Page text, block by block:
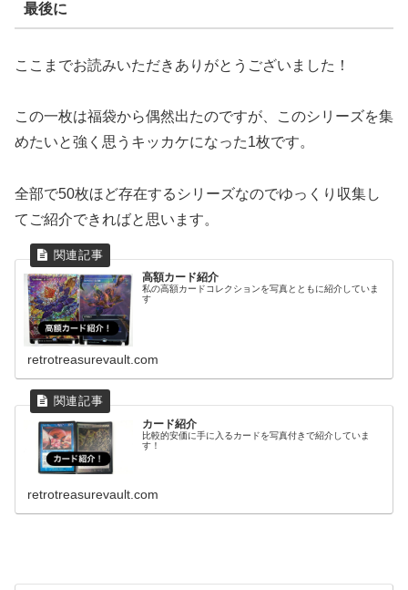
最後に
ここまでお読みいただきありがとうございました！
この一枚は福袋から偶然出たのですが、このシリーズを集
めたいと強く思うキッカケになった1枚です。
全部で50枚ほど存在するシリーズなのでゆっくり収集し
てご紹介できればと思います。
高額カード紹介
私の高額カードコレクションを写真とともに紹介していま
す
retrotreasurevault.com
カード紹介
比較的安価に手に入るカードを写真付きで紹介していま
す！
retrotreasurevault.com